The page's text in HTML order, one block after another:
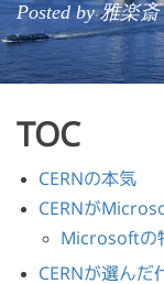
Posted by 雅楽
TOC
CERNの本気
CERNが
Microsoftの
CERNが選んだ